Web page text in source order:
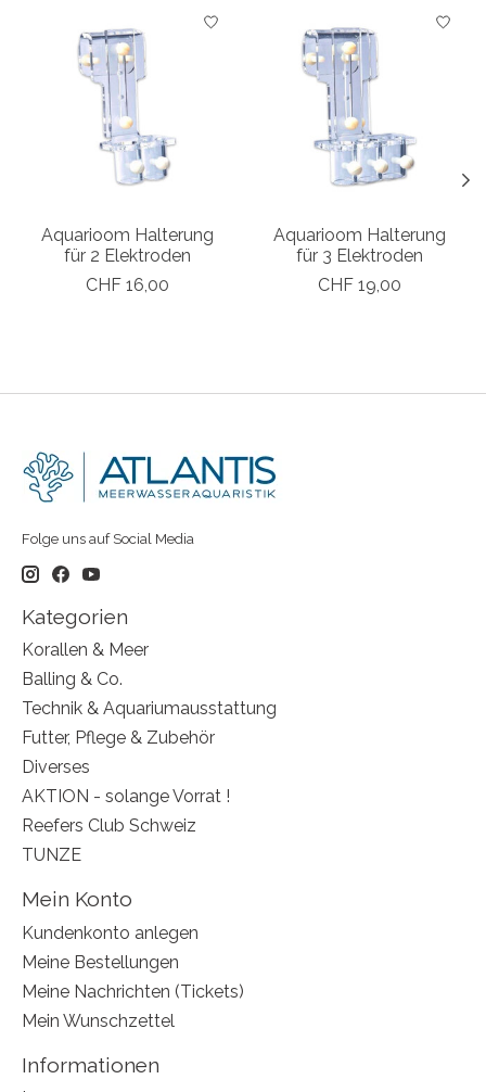
Produkt-Karussell-Artikel
Aquarioom Halterung
für 2 Elektroden
CHF 16,00
Aquarioom Halterung
für 3 Elektroden
CHF 19,00
Folge uns auf Social Media
Kategorien
Korallen & Meer
Balling & Co.
Technik & Aquariumausstattung
Futter, Pflege & Zubehör
Diverses
AKTION - solange Vorrat !
Reefers Club Schweiz
TUNZE
Mein Konto
Kundenkonto anlegen
Meine Bestellungen
Meine Nachrichten (Tickets)
Mein Wunschzettel
Informationen